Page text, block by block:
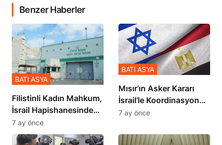
Benzer Haberler
Filistinli Kadın Mahkum,
İsrail Hapishanesindeki
Zulmü Anlattı
BATI ASYA
7 ay önce
Mısır’ın Asker Kararı
İsrail’le Koordinasyon
İçinde Gerçekleşmiş
BATI ASYA
7 ay önce